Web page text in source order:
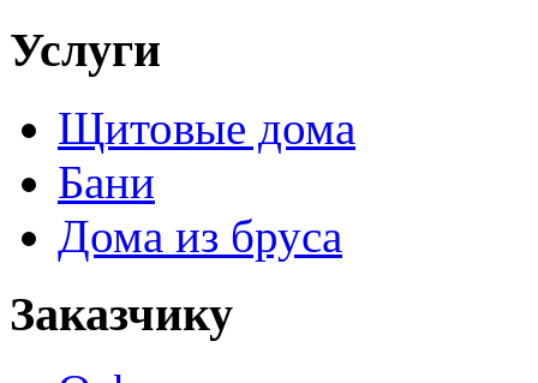
Услуги
Щитовые дома
Бани
Дома из бруса
Заказчику